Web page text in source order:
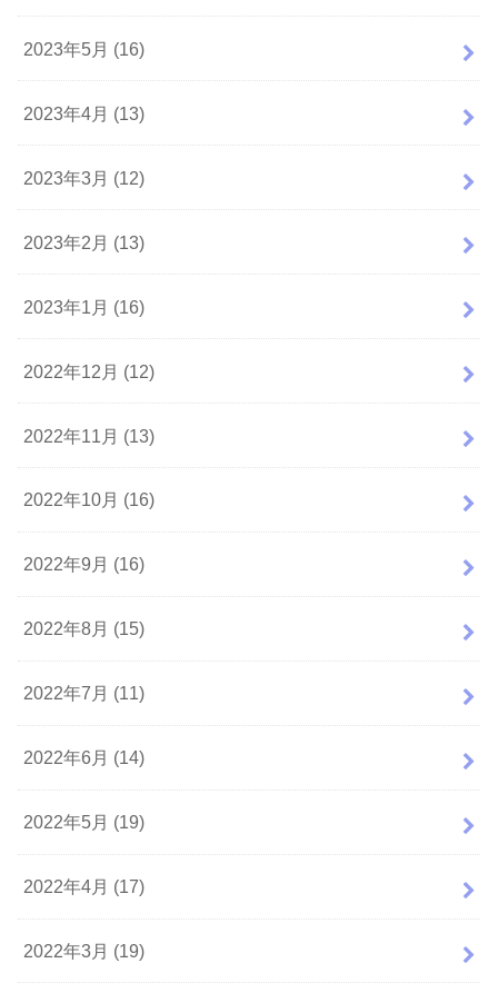
2023年5月 (16)
2023年4月 (13)
2023年3月 (12)
2023年2月 (13)
2023年1月 (16)
2022年12月 (12)
2022年11月 (13)
2022年10月 (16)
2022年9月 (16)
2022年8月 (15)
2022年7月 (11)
2022年6月 (14)
2022年5月 (19)
2022年4月 (17)
2022年3月 (19)